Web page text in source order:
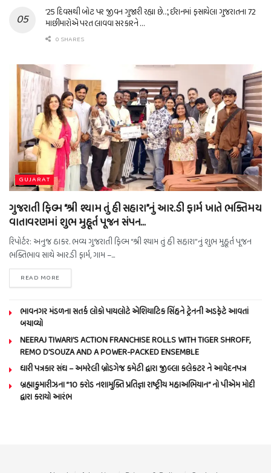
’25 દિવસથી બોટ પર જીવન ગુજારી રહ્યા છે…’, ઈરાનમાં ફસાયેલા ગુજરાતના 72
માછીમારોએ પરત લાવવા સરકારને …
0 SHARES
GUJARAT
ગુજરાતી ફિલ્મ “શ્રી શ્યામ તું હી સહારા”નું આર.ડી ફાર્મ ખાતે ભક્તિમય
વાતાવરણમાં શુભ મુહૂર્ત પૂજન સંપન…
રિપોર્ટર: અનુજ ઠાકર. ભવ્ય ગુજરાતી ફિલ્મ “શ્રી શ્યામ તું હી સહારા”નું શુભ મુહૂર્ત પૂજન
ભક્તિભાવ સાથે આર.ડી ફાર્મ, ગામ –...
READ MORE
ભાવનગર મંડળના સતર્ક લોકો પાયલોટે એશિયાટિક સિંહને ટ્રેનની અડફેટે આવતાં
બચાવ્યો
NEERAJ TIWARI’S ACTION FRANCHISE ROLLS WITH TIGER SHROFF,
REMO D’SOUZA AND A POWER-PACKED ENSEMBLE
ધારી પત્રકાર સંઘ – અમરેલી બ્રોડગેજ કમેટી દ્વારા જીલ્લા કલેકટર ને આવેદનપત્ર
બ્રહ્માકુમારીઝના “10 કરોડ નશામુક્તિ પ્રતિજ્ઞા રાષ્ટ્રીય મહાઅભિયાન” નો પીએમ મોદી
દ્વારા કરાયો આરંભ